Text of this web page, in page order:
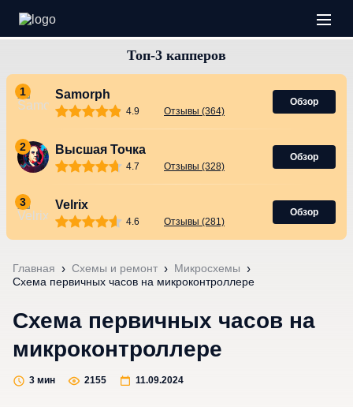
1 Samorph
4.9 Отзывы (364)
Обзор
2 Высшая Точка
4.7 Отзывы (328)
Обзор
3 Velrix
4.6 Отзывы (281)
Обзор
Главная Схемы и ремонт
Микросхемы
Схема первичных часов на микроконтроллере
Схема первичных часов на
микроконтроллере
11.09.2024
3 мин 2155